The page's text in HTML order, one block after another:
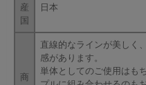
産
国
日本
商
直線的なラインが美しく
感があります。
単体としてのご使用はも